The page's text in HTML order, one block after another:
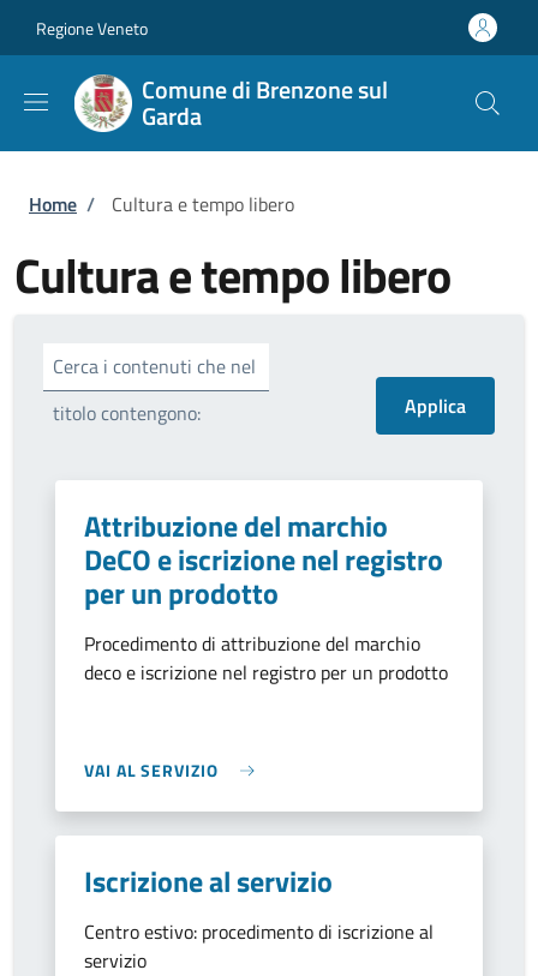
Regione Veneto
Comune di Brenzone sul
Garda
Briciole di pane
Home / Cultura e tempo libero
Cultura e tempo libero
Cerca i contenuti che nel
titolo contengono:
Attribuzione del marchio
DeCO e iscrizione nel registro
per un prodotto
Procedimento di attribuzione del marchio
deco e iscrizione nel registro per un prodotto
VAI AL SERVIZIO
Iscrizione al servizio
Centro estivo: procedimento di iscrizione al
servizio